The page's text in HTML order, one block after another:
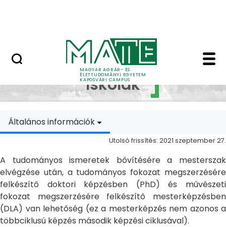
MAGYAR AGRÁR- ÉS
ÉLETTUDOMÁNYI EGYETEM
KAPOSVÁRI CAMPUS
Doktori Iskolák -
Doktori
Iskolák
Általános információk
Utolsó frissítés: 2021 szeptember 27.
A tudományos ismeretek bővítésére a mesterszak
elvégzése után, a tudományos fokozat megszerzésére
felkészítő doktori képzésben (PhD) és művészeti
fokozat megszerzésére felkészítő mesterképzésben
(DLA) van lehetőség (ez a mesterképzés nem azonos a
többciklusú képzés második képzési ciklusával).